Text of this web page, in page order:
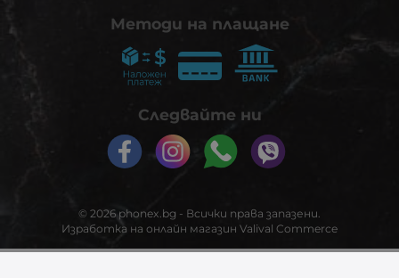
Методи на плащане
Следвайте ни
© 2026 phonex.bg - Всички права запазени.
Изработка на онлайн магазин Valival Commerce